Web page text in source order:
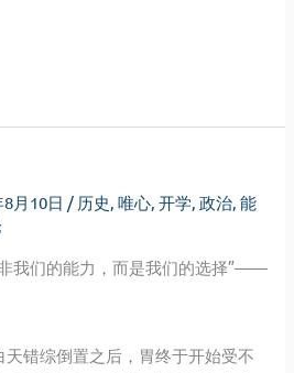
月10日 / 历史 ,唯心 ,开学 ,政治 ,能
我们的能力，而是我们的选择”——
错综倒置之后，胃终于开始受不